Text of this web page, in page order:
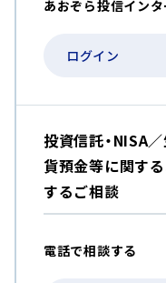
あおぞら投信イン
ログイン
投資信託・NISA
貨預金等に関す
するご相談
電話で相談する